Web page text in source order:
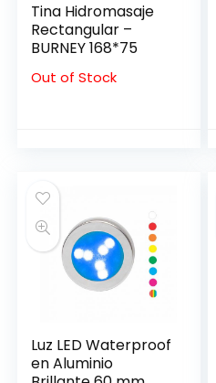
Tina Hidromasaje
Rectangular –
BURNEY 168*75
Out of Stock
Luz LED Waterproof
en Aluminio